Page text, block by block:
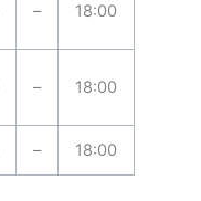
– 18:00
– 18:00
– 18:00